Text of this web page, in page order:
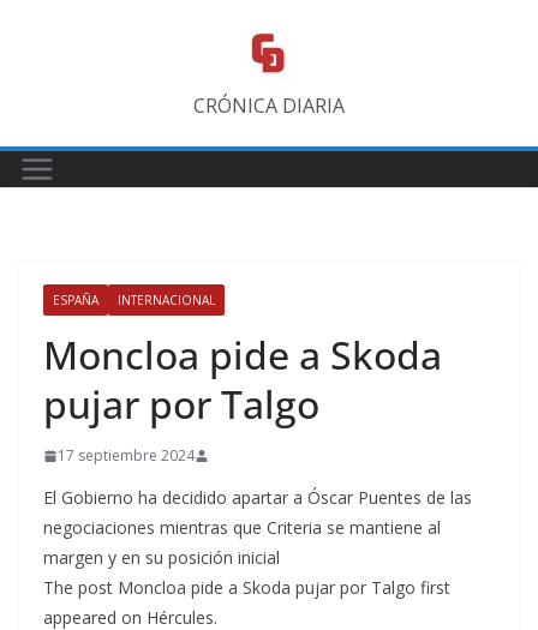
CRÓNICA DIARIA
ESPAÑA INTERNACIONAL
Moncloa pide a Skoda
pujar por Talgo
17 septiembre 2024
El Gobierno ha decidido apartar a Óscar Puentes de las
negociaciones mientras que Criteria se mantiene al
margen y en su posición inicial
The post Moncloa pide a Skoda pujar por Talgo first
appeared on Hércules.